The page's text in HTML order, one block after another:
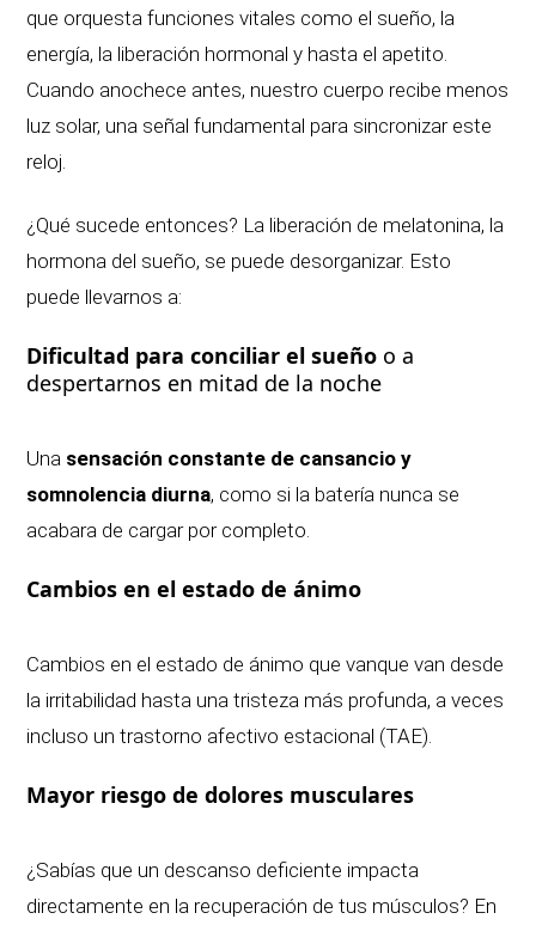
que orquesta funciones vitales como el sueño, la
energía, la liberación hormonal y hasta el apetito.
Cuando anochece antes, nuestro cuerpo recibe menos
luz solar, una señal fundamental para sincronizar este
reloj.
¿Qué sucede entonces? La liberación de melatonina, la
hormona del sueño, se puede desorganizar. Esto
puede llevarnos a:
Dificultad para conciliar el sueño o a
despertarnos en mitad de la noche
Una sensación constante de cansancio y
somnolencia diurna, como si la batería nunca se
acabara de cargar por completo.
Cambios en el estado de ánimo
Cambios en el estado de ánimo que vanque van desde
la irritabilidad hasta una tristeza más profunda, a veces
incluso un trastorno afectivo estacional (TAE).
Mayor riesgo de dolores musculares
¿Sabías que un descanso deficiente impacta
directamente en la recuperación de tus músculos? En